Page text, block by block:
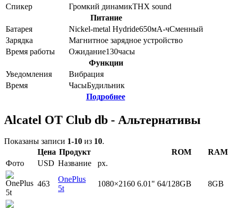
Спикер
Громкий динамикTHX sound
Питание
Батарея
Nickel-metal Hydride650мА-чСменный
Зарядка
Магнитное зарядное устройство
Время работы
Ожидание130часы
Функции
Уведомления
Вибрация
Время
ЧасыБудильник
Подробнее
Alcatel OT Club db - Альтернативы
Показаны записи 1-10 из 10.
Цена Продукт ROM
RAM
Фото
USD Название px.
463
OnePlus
5t
1080×2160 6.01" 64/128GB 8GB